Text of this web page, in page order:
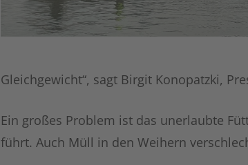
Gleichgewicht“, sagt Birgit Konopatzki,
Ein großes Problem ist das unerlaubte
führt. Auch Müll in den Weihern